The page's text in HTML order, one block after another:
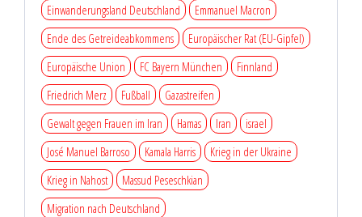
Einwanderungsland Deutschland
Emmanuel Macron
Ende des Getreideabkommens
Europäischer Rat (EU-Gipfel)
Europäische Union
FC Bayern München
Finnland
Friedrich Merz
Fußball
Gazastreifen
Gewalt gegen Frauen im Iran
Hamas Iran
israel
José Manuel Barroso
Kamala Harris
Krieg in der Ukraine
Krieg in Nahost
Massud Peseschkian
Migration nach Deutschland